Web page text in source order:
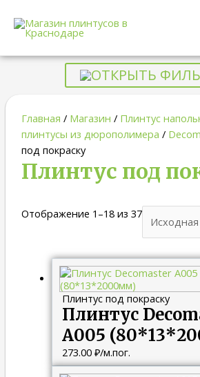
Главная / Магазин / Плинтус
плинтусы из дюрополимера /
под покраску
Плинтус под
Отображение 1–18 из 37
Плинтус под покраску
Плинтус
A005
273.00 ₽/м.пог.
ОТКРЫТЬ